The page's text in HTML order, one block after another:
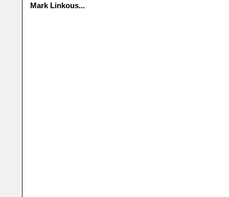
Mark Linkous...